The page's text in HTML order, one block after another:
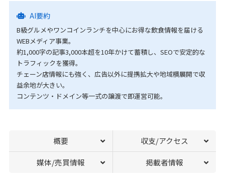
AI要約
B級グルメやワンコインランチを中心にお得な飲食情報を届ける
WEBメディア事業。
約1,000字の記事3,000本超を10年かけて蓄積し、SEOで安定的な
トラフィックを獲得。
チェーン店情報にも強く、広告以外に提携拡大や地域横展開で収
益余地が大きい。
コンテンツ・ドメイン等一式の譲渡で即運営可能。
概要 収支/アクセス
媒体/売買情報 掲載者情報